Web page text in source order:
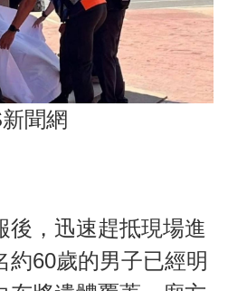
聞網
後，迅速趕抵現場進
約60歲的男子已經明